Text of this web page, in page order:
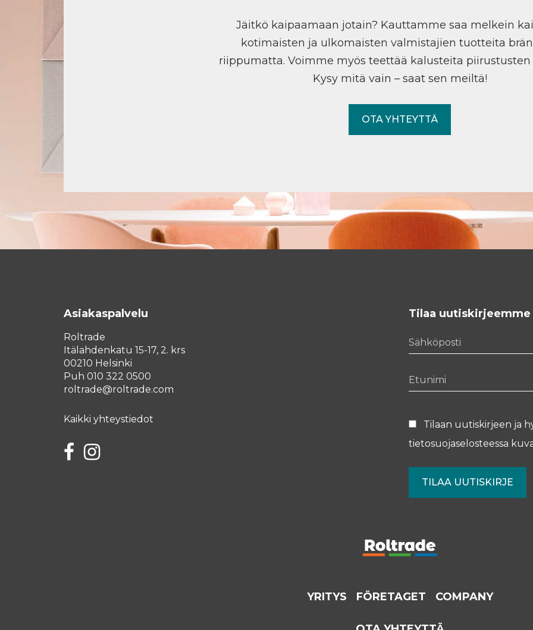
Jäitkö kaipaamaan jotain? Kauttamme saa melkein
kotimaisten ja ulkomaisten valmistajien tuotteita
riippumatta. Voimme myös teettää kalusteita piirustusten
Kysy mitä vain – saat sen meiltä!
OTA YHTEYTTÄ
Asiakaspalvelu
Roltrade
Itälahdenkatu 15-17, 2. krs
00210 Helsinki
Puh 010 322 0500
roltrade@roltrade.com
Kaikki yhteystiedot
FacebookInstagram
Tilaa uutiskirjeemme
Tilaan uutiskirjeen ja
tietosuojaselosteessa
YRITYS FÖRETAGET COMPANY